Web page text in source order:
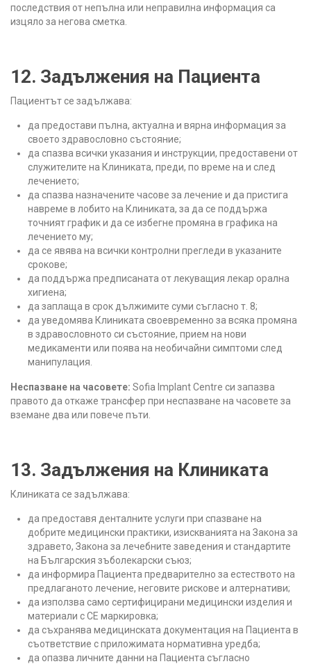
последствия от непълна или неправилна информация са
изцяло за негова сметка.
12. Задължения на Пациента
Пациентът се задължава:
да предостави пълна, актуална и вярна информация за
своето здравословно състояние;
да спазва всички указания и инструкции, предоставени от
служителите на Клиниката, преди, по време на и след
лечението;
да спазва назначените часове за лечение и да пристига
навреме в лобито на Клиниката, за да се поддържа
точният график и да се избегне промяна в графика на
лечението му;
да се явява на всички контролни прегледи в указаните
срокове;
да поддържа предписаната от лекуващия лекар орална
хигиена;
да заплаща в срок дължимите суми съгласно т. 8;
да уведомява Клиниката своевременно за всяка промяна
в здравословното си състояние, прием на нови
медикаменти или поява на необичайни симптоми след
манипулация.
Неспазване на часовете: Sofia Implant Centre си запазва
правото да откаже трансфер при неспазване на часовете за
вземане два или повече пъти.
13. Задължения на Клиниката
Клиниката се задължава:
да предоставя денталните услуги при спазване на
добрите медицински практики, изискванията на Закона за
здравето, Закона за лечебните заведения и стандартите
на Българския зъболекарски съюз;
да информира Пациента предварително за естеството на
предлаганото лечение, неговите рискове и алтернативи;
да използва само сертифицирани медицински изделия и
материали с CE маркировка;
да съхранява медицинската документация на Пациента в
съответствие с приложимата нормативна уредба;
да опазва личните данни на Пациента съгласно